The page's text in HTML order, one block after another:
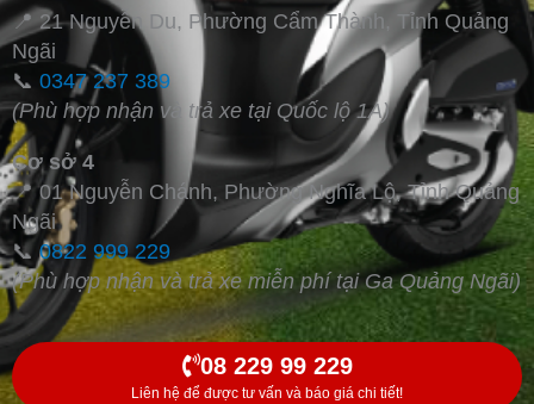
📍 21 Nguyễn Du, Phường Cẩm Thành, Tỉnh Quảng
Ngãi
📞 0347 237 389
(Phù hợp nhận và trả xe tại Quốc lộ 1A)
Cơ sở 4
📍 01 Nguyễn Chánh, Phường Nghĩa Lộ, Tỉnh Quảng
Ngãi
📞0822 999 229
(Phù hợp nhận và trả xe miễn phí tại Ga Quảng Ngãi)
08 229 99 229
Liên hệ để được tư vấn và báo giá chi tiết!